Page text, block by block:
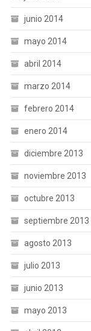
junio 2014
mayo 2014
abril 2014
marzo 2014
febrero 2014
enero 2014
diciembre 2013
noviembre 2013
octubre 2013
septiembre 2013
agosto 2013
julio 2013
junio 2013
mayo 2013